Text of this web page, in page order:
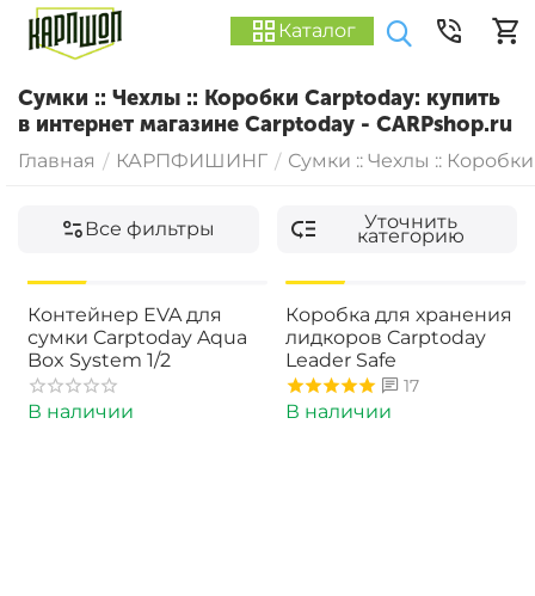
Каталог
Сумки :: Чехлы :: Коробки Carptoday: купить
в интернет магазине Carptoday - CARPshop.ru
Главная / КАРПФИШИНГ / Сумки :: Чехлы :: Коробки
Все фильтры Уточнить
категорию
Контейнер EVA для
сумки Carptoday Aqua
Box System 1/2
В наличии
Коробка для хранения
лидкоров Carptoday
Leader Safe
17
В наличии